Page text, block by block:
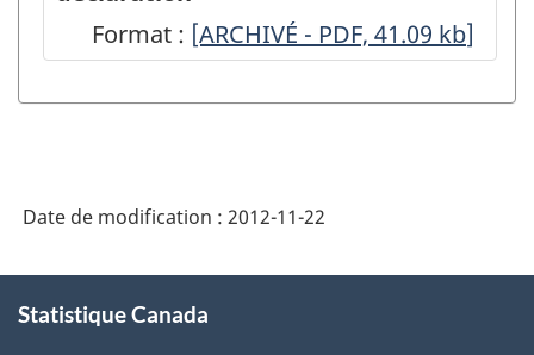
2ième
-
PDF,
Format : -
-
[ARCHIVÉ - PDF, 41.09 kb]
Date de modification : 2012-11-22
propos
Statistique Canada